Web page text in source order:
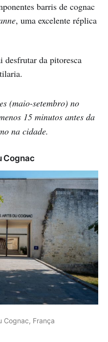
barris de cognac
, uma excelente réplica
desfrutar da pitoresca
(maio-setembro) no
15 minutos antes da
na cidade.
Cognac
Cognac, França